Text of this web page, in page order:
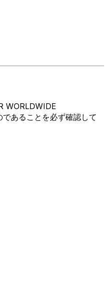
WORLDWIDE
あることを必ず確認して